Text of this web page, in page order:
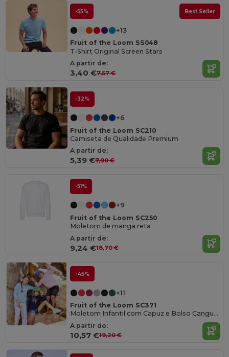
-55% Best Seller
+13
Fruit of the Loom SS048
T-Shirt Original Screen Stars
A partir de:
3,40 €7,57 €
-32%
+6
Fruit of the Loom SC210
Camiseta de Qualidade Premium
A partir de:
5,39 €7,90 €
-51%
+9
Fruit of the Loom SC250
Moletom de manga reta
A partir de:
9,24 €18,70 €
-45%
+11
Fruit of the Loom SC371
Moletom Infantil com Capuz e Bolso Canguru
A partir de:
10,57 €19,20 €